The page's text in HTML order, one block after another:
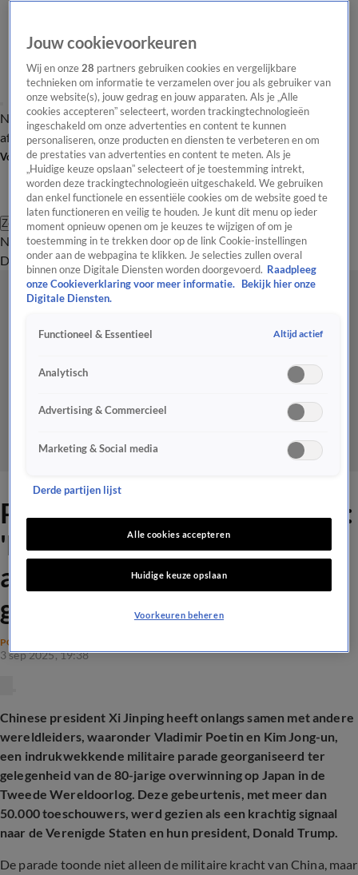
Nieuws van de DagOpinie van de Dag Onze categorieën Laatste
afleveringVideo's Nieuws van de Dag Podcast
Volg Nieuws van de Dag
Zoeken
Nieuws van de DagOpinie van de
Dag
Video'sUitzendingen PodcastPanelContact
Poetin en XI geven signaal af:
'Landen willen definitief
afrekenen met door VS
geleide wereldorde'
POLITIEK
3 sep 2025, 19:38
Chinese president Xi Jinping heeft onlangs samen met andere
wereldleiders, waaronder Vladimir Poetin en Kim Jong-un,
een indrukwekkende militaire parade georganiseerd ter
gelegenheid van de 80-jarige overwinning op Japan in de
Tweede Wereldoorlog. Deze gebeurtenis, met meer dan
50.000 toeschouwers, werd gezien als een krachtig signaal
naar de Verenigde Staten en hun president, Donald Trump.
De parade toonde niet alleen de militaire kracht van China, maar
Jouw cookievoorkeuren
Wij en onze28 partners gebruiken cookies en vergelijkbare
technieken om informatie te verzamelen over jou als gebruiker van
onze website(s), jouw gedrag en jouw apparaten. Als je „Alle
cookies accepteren” selecteert, worden trackingtechnologieën
ingeschakeld om onze advertenties en content te kunnen
personaliseren, onze producten en diensten te verbeteren en om
de prestaties van advertenties en content te meten. Als je
„Huidige keuze opslaan” selecteert of je toestemming intrekt,
worden deze trackingtechnologieën uitgeschakeld. We gebruiken
dan enkel functionele en essentiële cookies om de website goed te
laten functioneren en veilig te houden. Je kunt dit menu op ieder
moment opnieuw openen om je keuzes te wijzigen of om je
toestemming in te trekken door op de link Cookie-instellingen
onder aan de webpagina te klikken. Je selecties zullen overal
binnen onze Digitale Diensten worden doorgevoerd. Raadpleeg
onze Cookieverklaring voor meer informatie.
Bekijk hier onze
Digitale Diensten.
Functioneel & Essentieel Altijd actief
Analytisch
Advertising & Commercieel
Marketing & Social media
Derde partijen lijst
Alle cookies accepteren
Huidige keuze opslaan
Voorkeuren beheren